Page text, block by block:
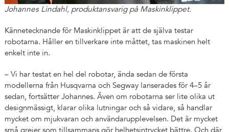
Johannes Lindahl, produktansvarig på Maskinklippet.
Kännetecknande för Maskinklippet är att de själva testar
robotarna. Håller en tillverkare inte måttet, tas maskinen helt
enkelt inte in.
– Vi har testat en hel del robotar, ända sedan de första
modellerna från Husqvarna och Segway lanserades för 4–5 år
sedan, fortsätter Johannes. Även om robotarna ser lite olika ut
designmässigt, klarar olika lutningar och så vidare, så handlar
mycket om mjukvaran och användarupplevelsen. Det är mycket